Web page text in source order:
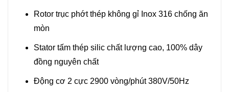
Rotor trục phớt thép không gỉ Inox 316 chống ăn
mòn
Stator tấm thép silic chất lượng cao, 100% dây
đồng nguyên chất
Động cơ 2 cực 2900 vòng/phút 380V/50Hz